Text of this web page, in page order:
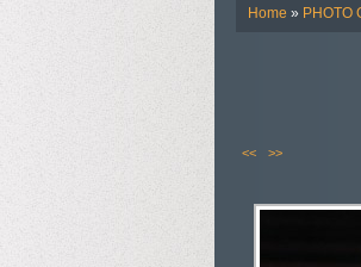
Home » PHOTO
<< >>